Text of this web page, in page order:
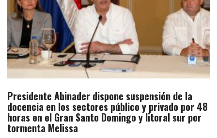
Presidente Abinader dispone suspensión de la
docencia en los sectores público y privado por 48
horas en el Gran Santo Domingo y litoral sur por
tormenta Melissa